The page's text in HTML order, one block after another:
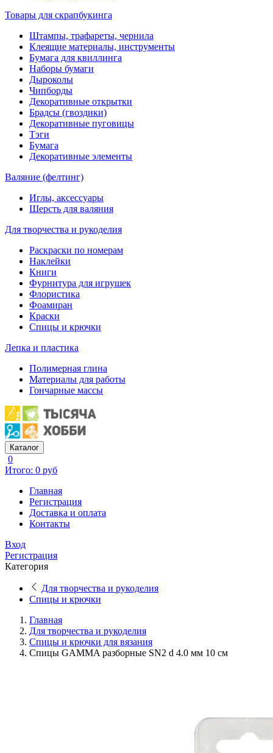
Товары для скрапбукинга
Штампы, трафареты, чернила
Клеящие материалы, инструменты
Бумага для квиллинга
Наборы бумаги
Дыроколы
Чипборды
Декоративные открытки
Брадсы (гвоздики)
Декоративные пуговицы
Тэги
Бумага
Декоративные элементы
Валяние (фелтинг)
Иглы, аксессуары
Шерсть для валяния
Для творчества и рукоделия
Раскраски по номерам
Наклейки
Книги
Фурнитура для игрушек
Флористика
Фоамиран
Краски
Спицы и крючки
Лепка и пластика
Полимерная глина
Материалы для работы
Гончарные массы
Каталог
0
Итого: 0 руб
Главная
Регистрация
Доставка и оплата
Контакты
Вход
Регистрация
Категория
Для творчества и рукоделия
Спицы и крючки
Главная
Для творчества и рукоделия
Спицы и крючки для вязания
Спицы GAMMA разборные SN2 d 4.0 мм 10 см